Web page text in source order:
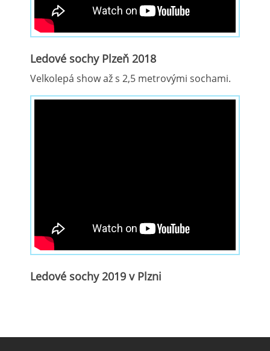
Ledové sochy Plzeň 2018
Velkolepá show až s 2,5 metrovými sochami.
Ledové sochy 2019 v Plzni